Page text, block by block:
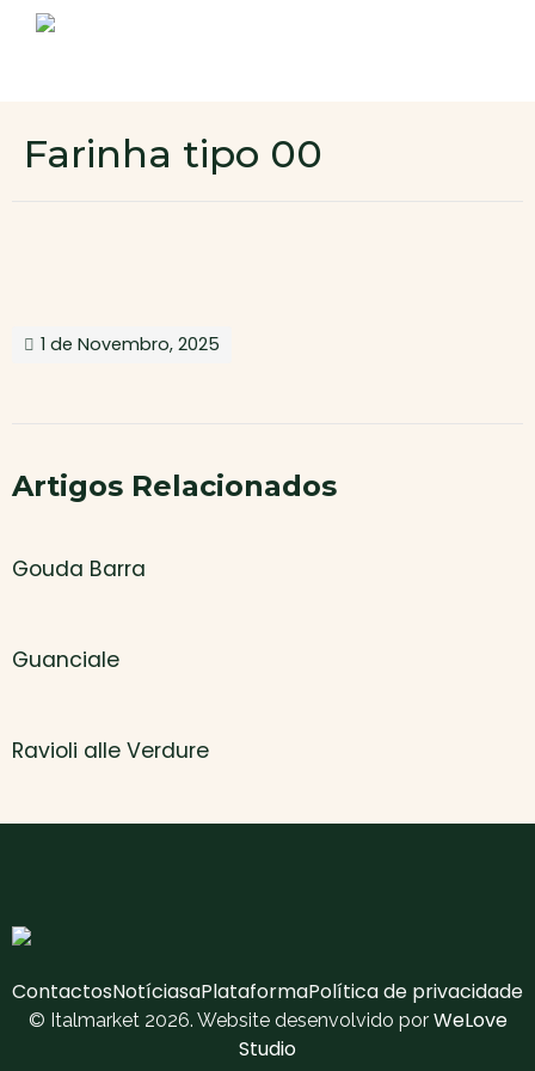
Área de cliente
Farinha tipo 00
1 de Novembro, 2025
Artigos Relacionados
Gouda Barra
Guanciale
Ravioli alle Verdure
ContactosNotíciasaPlataformaPolítica de privacidade
© Italmarket 2026. Website desenvolvido por WeLove
Studio